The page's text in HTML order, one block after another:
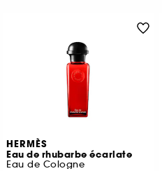
HERMÈS
Eau de rhubarbe écarlate
Eau de Cologne